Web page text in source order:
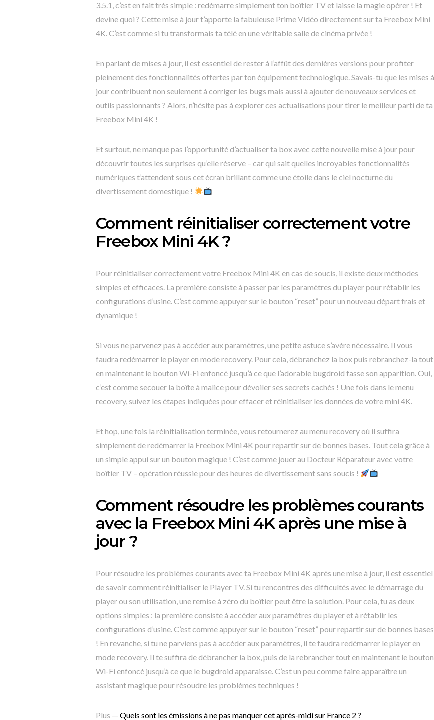
3.5.1, c’est en fait très simple : redémarre simplement ton boîtier TV et laisse la magie opérer ! Et
devine quoi ? Cette mise à jour t’apporte la fabuleuse Prime Vidéo directement sur ta Freebox Mini
4K. C’est comme si tu transformais ta télé en une véritable salle de cinéma privée !
En parlant de mises à jour, il est essentiel de rester à l’affût des dernières versions pour profiter
pleinement des fonctionnalités offertes par ton équipement technologique. Savais-tu que les mises à
jour contribuent non seulement à corriger les bugs mais aussi à ajouter de nouveaux services et
outils passionnants ? Alors, n’hésite pas à explorer ces actualisations pour tirer le meilleur parti de ta
Freebox Mini 4K !
Et surtout, ne manque pas l’opportunité d’actualiser ta box avec cette nouvelle mise à jour pour
découvrir toutes les surprises qu’elle réserve – car qui sait quelles incroyables fonctionnalités
numériques t’attendent sous cet écran brillant comme une étoile dans le ciel nocturne du
divertissement domestique !
Comment réinitialiser correctement votre
Freebox Mini 4K ?
Pour réinitialiser correctement votre Freebox Mini 4K en cas de soucis, il existe deux méthodes
simples et efficaces. La première consiste à passer par les paramètres du player pour rétablir les
configurations d’usine. C’est comme appuyer sur le bouton “reset” pour un nouveau départ frais et
dynamique !
Si vous ne parvenez pas à accéder aux paramètres, une petite astuce s’avère nécessaire. Il vous
faudra redémarrer le player en mode recovery. Pour cela, débranchez la box puis rebranchez-la tout
en maintenant le bouton Wi-Fi enfoncé jusqu’à ce que l’adorable bugdroid fasse son apparition. Oui,
c’est comme secouer la boîte à malice pour dévoiler ses secrets cachés ! Une fois dans le menu
recovery, suivez les étapes indiquées pour effacer et réinitialiser les données de votre mini 4K.
Et hop, une fois la réinitialisation terminée, vous retournerez au menu recovery où il suffira
simplement de redémarrer la Freebox Mini 4K pour repartir sur de bonnes bases. Tout cela grâce à
un simple appui sur un bouton magique ! C’est comme jouer au Docteur Réparateur avec votre
boîtier TV – opération réussie pour des heures de divertissement sans soucis !
Comment résoudre les problèmes courants
avec la Freebox Mini 4K après une mise à
jour ?
Pour résoudre les problèmes courants avec ta Freebox Mini 4K après une mise à jour, il est essentiel
de savoir comment réinitialiser le Player TV. Si tu rencontres des difficultés avec le démarrage du
player ou son utilisation, une remise à zéro du boîtier peut être la solution. Pour cela, tu as deux
options simples : la première consiste à accéder aux paramètres du player et à rétablir les
configurations d’usine. C’est comme appuyer sur le bouton “reset” pour repartir sur de bonnes bases
! En revanche, si tu ne parviens pas à accéder aux paramètres, il te faudra redémarrer le player en
mode recovery. Il te suffira de débrancher la box, puis de la rebrancher tout en maintenant le bouton
Wi-Fi enfoncé jusqu’à ce que le bugdroid apparaisse. C’est un peu comme faire apparaître un
assistant magique pour résoudre les problèmes techniques !
Plus — Quels sont les émissions à ne pas manquer cet après-midi sur France 2 ?